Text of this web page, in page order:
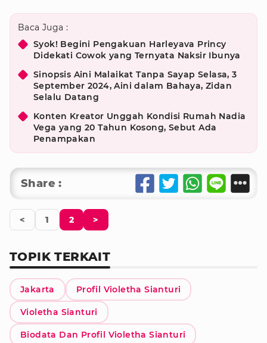
Baca Juga :
Syok! Begini Pengakuan Harleyava Princy
Didekati Cowok yang Ternyata Naksir Ibunya
Sinopsis Aini Malaikat Tanpa Sayap Selasa, 3
September 2024, Aini dalam Bahaya, Zidan
Selalu Datang
Konten Kreator Unggah Kondisi Rumah Nadia
Vega yang 20 Tahun Kosong, Sebut Ada
Penampakan
Share :
< 1 2 >
TOPIK TERKAIT
Jakarta Profil Violetha Sianturi
Violetha Sianturi
Biodata Dan Profil Violetha Sianturi